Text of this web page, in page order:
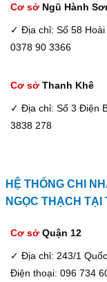
Cơ sở Ngũ Hành
✓ Địa chỉ: Số 58
0378 90 3366
Cơ sở Thanh Khê
✓ Địa chỉ: Số 3 Điện
3838 278
HỆ THỐNG CHI
NGỌC THẠCH TẠI
Cơ sở Quận 12
✓ Địa chỉ: 243/1
Điện thoại: 096 734